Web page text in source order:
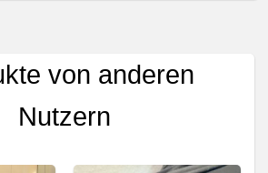
von anderen
Nutzern